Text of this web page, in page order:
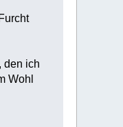
den ich
Wohl